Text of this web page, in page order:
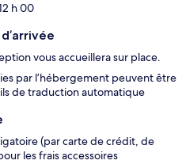
h 00
vous accueillera sur place.
par l’hébergement peuvent être
de traduction automatique
(par carte de crédit, de
les frais accessoires